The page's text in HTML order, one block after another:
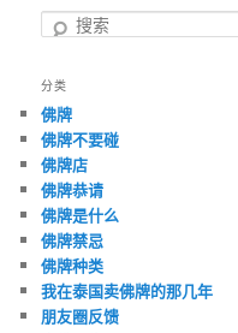
搜
分类
佛牌
佛牌不要碰
佛牌店
佛牌恭请
佛牌是什么
佛牌禁忌
佛牌种类
我在泰国卖佛牌的那几年
朋友圈反馈